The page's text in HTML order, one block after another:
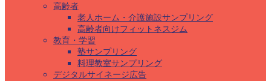
高齢者
老人ホーム・介護施設サンプリング
高齢者向けフィットネスジム
教育・学習
塾サンプリング
料理教室サンプリング
デジタルサイネージ広告